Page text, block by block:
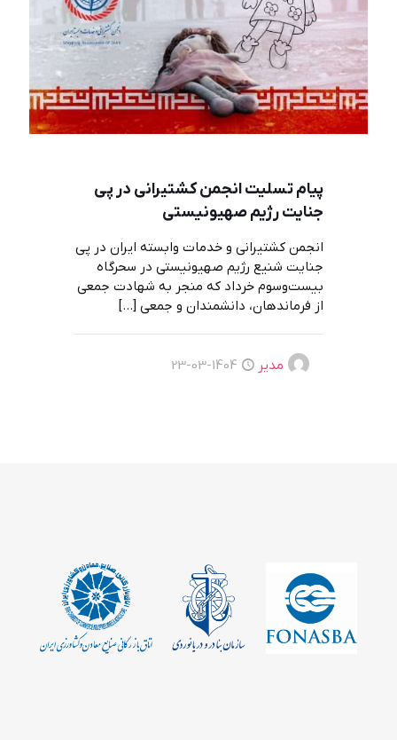
پیام تسلیت انجمن کشتیرانی در پی
جنایت رژیم صهیونیستی
انجمن کشتیرانی و خدمات وابسته ایران در پی
جنایت شنیع رژیم صهیونیستی در سحرگاه
بیست‌وسوم خرداد که منجر به شهادت جمعی
از فرماندهان، دانشمندان و جمعی […]
مدیر 1404-03-23